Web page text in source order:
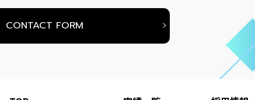
CONTACT FORM